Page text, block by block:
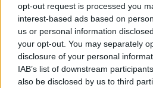
opt-out request is processed you
interest-based ads based on
us or personal information
your opt-out. You may separately
disclosure of your personal
IAB’s list of downstream
also be disclosed by us to third
Krimi
Policie dopadla
na Příbramsku
Martin Poulíček 29. 11. 2019
PŘÍBRAM - Příbramští policisté a